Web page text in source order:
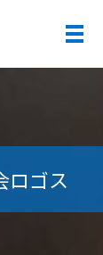
メ
ロゴス